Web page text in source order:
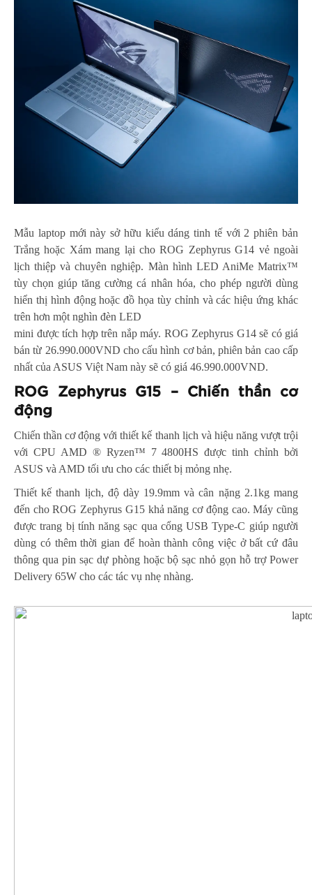
Mẫu laptop mới này sở hữu kiểu dáng tinh tế với 2 phiên bản
Trắng hoặc Xám mang lại cho ROG Zephyrus G14 vẻ ngoài
lịch thiệp và chuyên nghiệp. Màn hình LED AniMe Matrix™
tùy chọn giúp tăng cường cá nhân hóa, cho phép người dùng
hiển thị hình động hoặc đồ họa tùy chỉnh và các hiệu ứng khác
trên hơn một nghìn đèn LED
mini được tích hợp trên nắp máy. ROG Zephyrus G14 sẽ có giá
bán từ 26.990.000VND cho cấu hình cơ bản, phiên bản cao cấp
nhất của ASUS Việt Nam này sẽ có giá 46.990.000VND.
ROG Zephyrus G15 – Chiến thần cơ
động
Chiến thần cơ động với thiết kế thanh lịch và hiệu năng vượt trội
với CPU AMD ® Ryzen™ 7 4800HS được tinh chỉnh bởi
ASUS và AMD tối ưu cho các thiết bị mỏng nhẹ.
Thiết kế thanh lịch, độ dày 19.9mm và cân nặng 2.1kg mang
đến cho ROG Zephyrus G15 khả năng cơ động cao. Máy cũng
được trang bị tính năng sạc qua cổng USB Type-C giúp người
dùng có thêm thời gian để hoàn thành công việc ở bất cứ đâu
thông qua pin sạc dự phòng hoặc bộ sạc nhỏ gọn hỗ trợ Power
Delivery 65W cho các tác vụ nhẹ nhàng.